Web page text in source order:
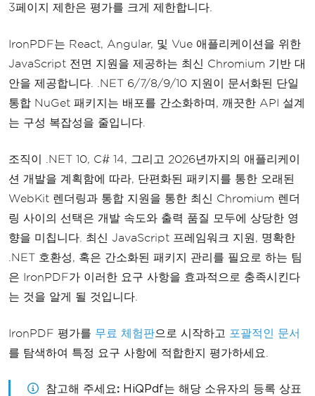
3페이지 제한은 평가를 크게 제한합니다.
IronPDF는 React, Angular, 및 Vue 애플리케이션을 위한
JavaScript 전면 지원을 제공하는 최신 Chromium 기반 대
안을 제공합니다. .NET 6/7/8/9/10 지원이 문서화된 단일
통합 NuGet 패키지는 배포를 간소화하며, 깨끗한 API 설계
는 구성 복잡성을 줄입니다.
조직이 .NET 10, C# 14, 그리고 2026년까지의 애플리케이
션 개발을 계획함에 따라, 단편화된 패키지를 통한 오래된
WebKit 렌더링과 통합 지원을 통한 최신 Chromium 렌더
링 사이의 선택은 개발 속도와 출력 품질 모두에 상당한 영
향을 미칩니다. 최신 JavaScript 프레임워크 지원, 명확한
.NET 호환성, 혹은 간소화된 패키지 관리를 필요로 하는 팀
은 IronPDF가 이러한 요구 사항을 효과적으로 충족시킨다
는 것을 알게 될 것입니다.
IronPDF 평가를 무료 체험판으로 시작하고 포괄적인 문서
를 탐색하여 특정 요구 사항에 적합한지 평가하세요.
참고해 주세요
HiQPdf는 해당 소유자의 등록 상표